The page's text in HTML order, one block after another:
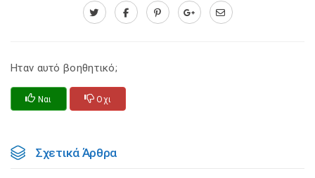
Ηταν αυτό βοηθητικό;
Ναι Οχι
Σχετικά Άρθρα